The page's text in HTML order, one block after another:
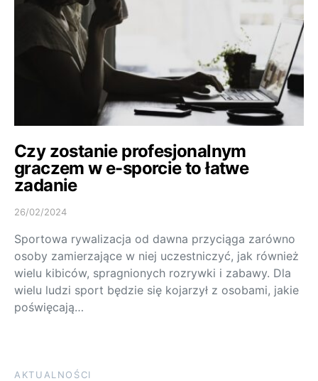
Czy zostanie profesjonalnym
graczem w e-sporcie to łatwe
zadanie
26/02/2024
Sportowa rywalizacja od dawna przyciąga zarówno
osoby zamierzające w niej uczestniczyć, jak również
wielu kibiców, spragnionych rozrywki i zabawy. Dla
wielu ludzi sport będzie się kojarzył z osobami, jakie
poświęcają…
AKTUALNOŚCI